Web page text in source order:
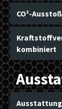
CO²-
kombiniert
Ausstattung